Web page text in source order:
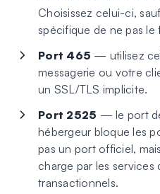
Choisissez celui-ci,
spécifique de ne pas le
Port 465 — utilisez
messagerie ou votre
un SSL/TLS implicite.
Port 2525 — le port
hébergeur bloque les
pas un port officiel,
charge par les services
transactionnels.